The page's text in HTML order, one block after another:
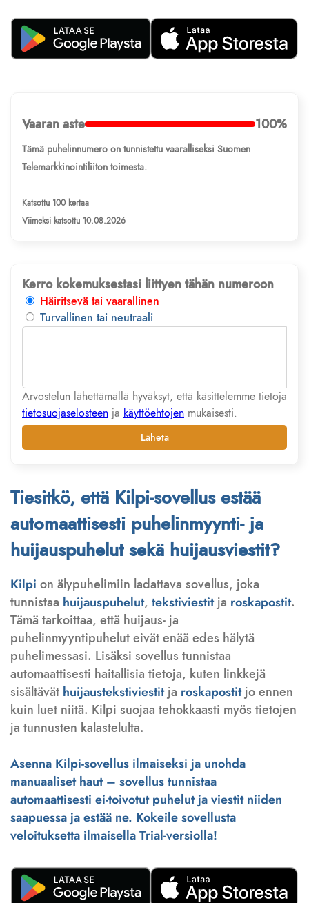
Vaaran aste 100%
Tämä puhelinnumero on tunnistettu vaaralliseksi Suomen
Telemarkkinointiliiton toimesta.
Katsottu 100 kertaa
Viimeksi katsottu 10.08.2026
Kerro kokemuksestasi liittyen tähän numeroon
Häiritsevä tai vaarallinen
Turvallinen tai neutraali
Arvostelun lähettämällä hyväksyt, että käsittelemme tietoja
tietosuojaselosteen ja käyttöehtojen mukaisesti.
Lähetä
Tiesitkö, että Kilpi-sovellus estää
automaattisesti puhelinmyynti- ja
huijauspuhelut sekä huijausviestit?
Kilpi on älypuhelimiin ladattava sovellus, joka
tunnistaa huijauspuhelut, tekstiviestitja roskapostit.
Tämä tarkoittaa, että huijaus- ja
puhelinmyyntipuhelut eivät enää edes hälytä
puhelimessasi. Lisäksi sovellus tunnistaa
automaattisesti haitallisia tietoja, kuten linkkejä
sisältävät huijaustekstiviestitja roskapostitjo ennen
kuin luet niitä. Kilpi suojaa tehokkaasti myös tietojen
ja tunnusten kalastelulta.
Asenna Kilpi-sovellus ilmaiseksi ja unohda
manuaaliset haut – sovellus tunnistaa
automaattisesti ei-toivotut puhelut ja viestit niiden
saapuessa ja estää ne. Kokeile sovellusta
veloituksetta ilmaisella Trial-versiolla!